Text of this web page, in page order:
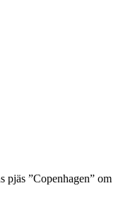
pjäs ”Copenhagen” om